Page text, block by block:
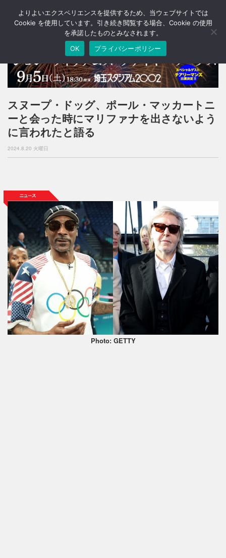
T
o
a
v
g
a
n
スヌープ・ドッグ、ポール・マッカートニ
ーと会った時にマリファナを出さないよう
に言われたと語る
2024.8.20 火曜日
Photo: GETTY
よりよいエクスペリエンスを提供するため、当ウェブサイトでは
Cookie を使用しています。引き続き閲覧する場合、Cookie の使用
を承諾したものとみなされます。
OK
プライバシーポリシー